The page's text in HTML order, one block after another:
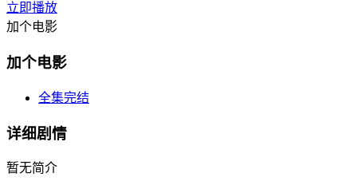
立即播放
加个电影
加个电影
全集完结
详细剧情
暂无简介